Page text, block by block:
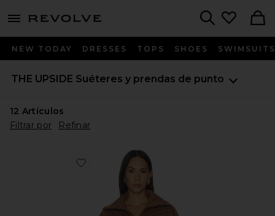
menu - shows more content
NEW TODAY DRESSES TOPS SHOES SWIMSUITS
THE UPSIDE Suéteres y prendas de punto
12 Artículos
Filtrar por
Refinar
Favorite SUDADERA CON UN CUARTO DE